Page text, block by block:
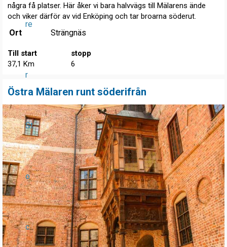
re
r
St
o
c
några få platser. Här åker vi bara halvvägs till Mälarens ände
och viker därför av vid Enköping och tar broarna söderut.
Ort Strängnäs
Till start
37,1 Km
stopp
6
Östra Mälaren runt söderifrån